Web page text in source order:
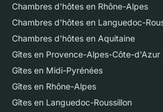
Chambres d'hôtes en Rhône-Alpes
Chambres d'hôtes en Languedoc-
Chambres d'hôtes en Aquitaine
Gîtes en Provence-Alpes-Côte-d'Azur
Gîtes en Midi-Pyrénées
Gîtes en Rhône-Alpes
Gîtes en Languedoc-Roussillon